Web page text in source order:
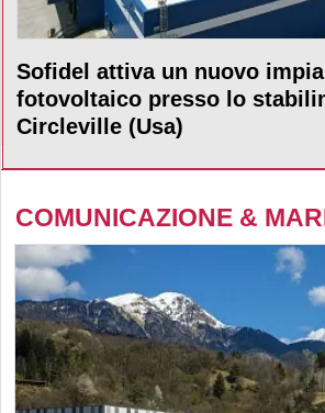
Sofidel attiva un nuovo
fotovoltaico presso lo
Circleville (Usa)
COMUNICAZIONE &